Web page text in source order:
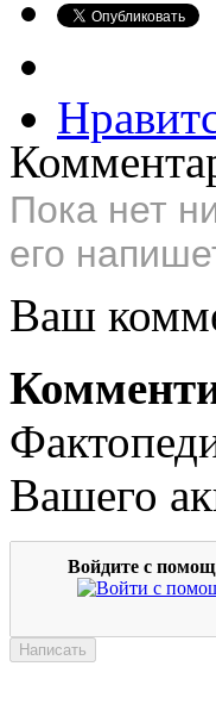
Пока нет
его
Ваш
Вашего
Войдите с